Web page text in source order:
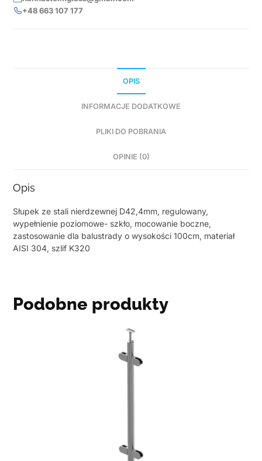
+48 663 107 177
OPIS
INFORMACJE DODATKOWE
PLIKI DO POBRANIA
OPINIE (0)
Opis
Słupek ze stali nierdzewnej D42,4mm, regulowany,
wypełnienie poziomowe- szkło, mocowanie boczne,
zastosowanie dla balustrady o wysokości 100cm, materiał
AISI 304, szlif K320
Podobne produkty